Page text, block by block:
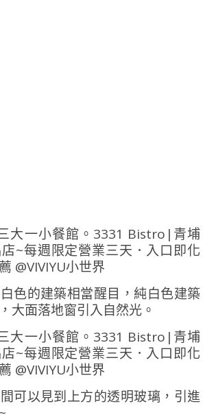
色的建築相當醒目，純白色建築
大面落地窗引入自然光。
可以見到上方的透明玻璃，引進